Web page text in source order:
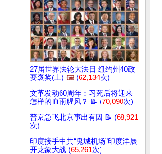
27届世界法轮大法日 纽约州40政
要褒奖(上) 🖼️ (62,134次)
文革发动60周年：习死后将迎来
怎样的血雨腥风？ 📝 (70,090次)
普京急飞北京事出有因 📝 (68,921
次)
印度接手中共“鬼城机场”印度洋展
开龙象大战 (65,261次)